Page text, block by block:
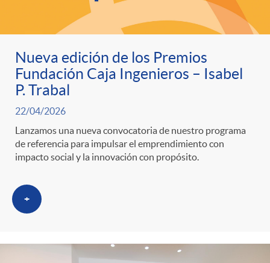
Nueva edición de los Premios
Fundación Caja Ingenieros – Isabel
P. Trabal
22/04/2026
Lanzamos una nueva convocatoria de nuestro programa
de referencia para impulsar el emprendimiento con
impacto social y la innovación con propósito.
+